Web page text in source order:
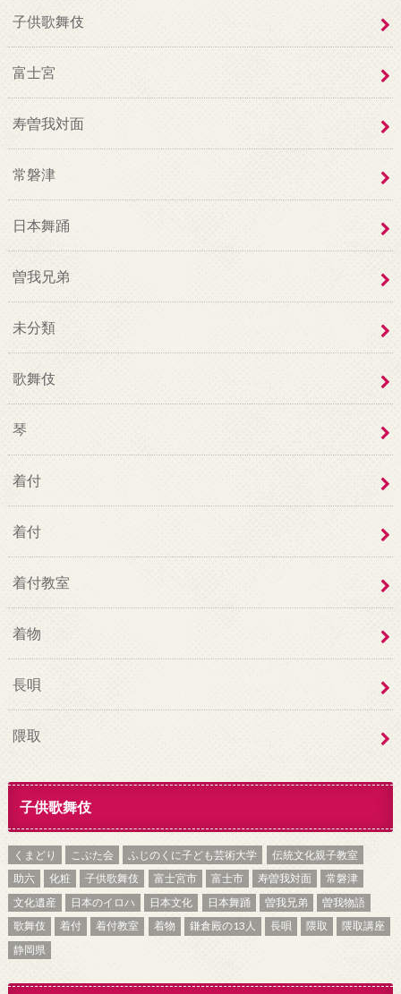
子供歌舞伎
富士宮
寿曽我対面
常磐津
日本舞踊
曽我兄弟
未分類
歌舞伎
琴
着付
着付
着付教室
着物
長唄
隈取
子供歌舞伎
くまどり こぶた会 ふじのくに子ども芸術大学
伝統文化親子教室
助六
化粧 子供歌舞伎 富士宮市 富士市 寿曽我対面
常磐津
文化遺産
日本のイロハ 日本文化 日本舞踊 曽我兄弟
曽我物語
歌舞伎
着付 着付教室 着物 鎌倉殿の13人 長唄 隈取
隈取講座
静岡県